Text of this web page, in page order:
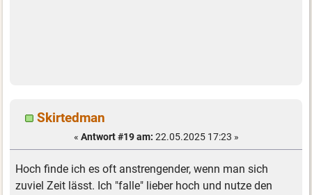
Skirtedman
« Antwort #19 am: 22.05.2025 17:23 »
Hoch finde ich es oft anstrengender, wenn man sich
zuviel Zeit lässt. Ich "falle" lieber hoch und nutze den